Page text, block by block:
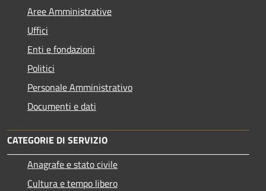
Aree Amministrative
Uffici
Enti e fondazioni
Politici
Personale Amministrativo
Documenti e dati
CATEGORIE DI SERVIZIO
Anagrafe e stato civile
Cultura e tempo libero